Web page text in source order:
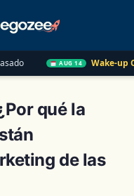
AUG 14 Wake-up Call
qué la
de las